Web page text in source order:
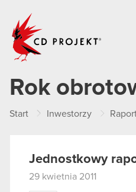
Rok
Start Inwestorzy
Jednostkowy
29 kwietnia 2011